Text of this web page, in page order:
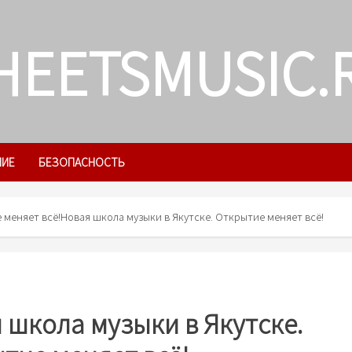
БЕЗОПАСНОСТЬ
всё!Новая школа музыки в Якутске. Открытие меняет всё!
музыки в Якутске.